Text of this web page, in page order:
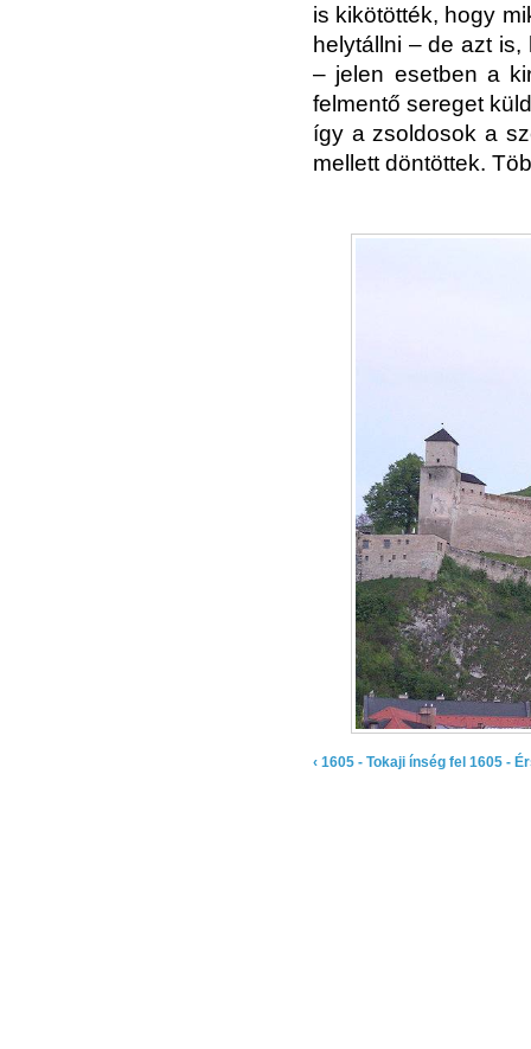
is kikötötték, hogy
helytállni – de azt
– jelen esetben a
felmentő sereget
így a zsoldosok a
mellett döntöttek.
‹ 1605 - Tokaji ínség fel 1605 -